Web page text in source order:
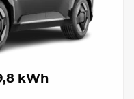
kWh